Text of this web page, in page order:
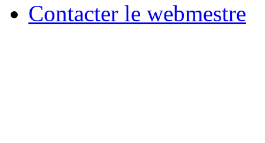
Contacter le webmestre